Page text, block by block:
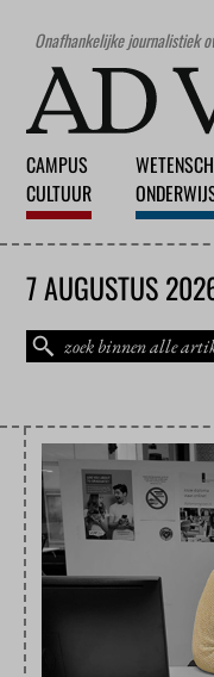
Onafhankelijke journalistiek
CAMPUS
CULTUUR
7 AUGUSTUS